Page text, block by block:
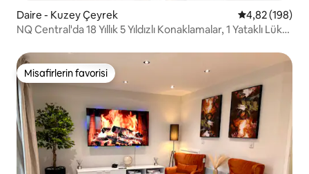
Daire - Kuzey Çeyrek 5 üzerinden
4,82 (198)
NQ Central'da 18 Yıllık 5 Yıldızlı Konaklamalar, 1 Yataklı Lüks
Misafirlerin favorisi
Misafirlerin favorisi